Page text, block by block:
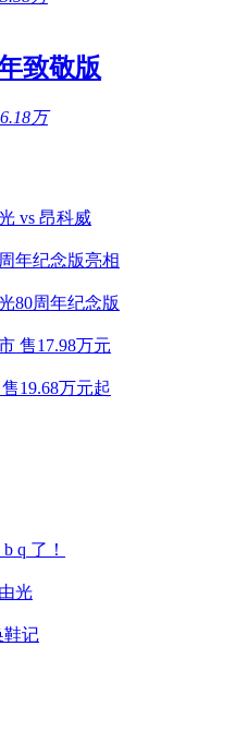
致敬版
万
vs 昂科威
年纪念版亮相
80周年纪念版
售17.98万元
19.68万元起
q 了！
光
鞋记